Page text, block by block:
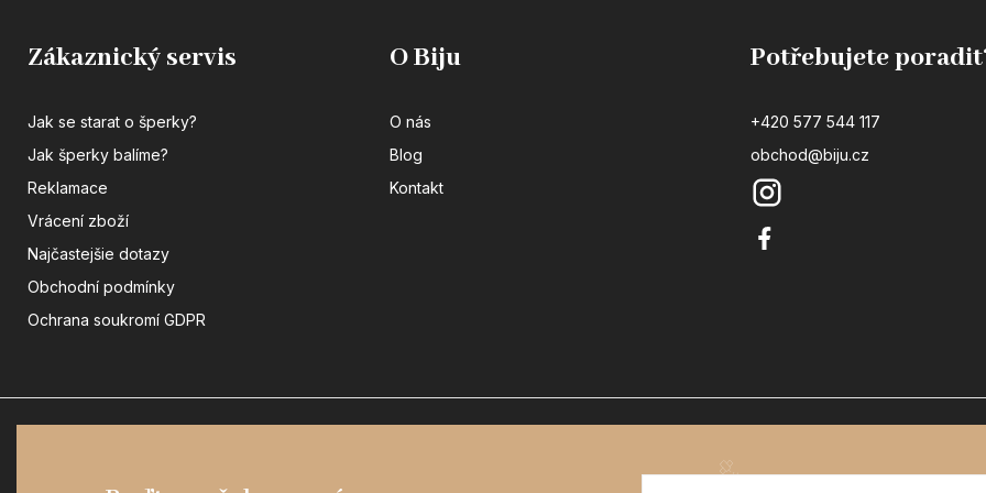
Zákaznický servis
Jak se starat o šperky?
Jak šperky balíme?
Reklamace
Vrácení zboží
Najčastejšie dotazy
Obchodní podmínky
Ochrana soukromí GDPR
O Biju
O nás
Blog
Kontakt
Potřebujete
+420 577 544 117
obchod@biju.cz